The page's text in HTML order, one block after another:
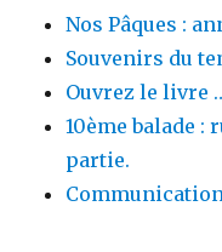
Nos Pâques :
Souvenirs du
Ouvrez le livre
10ème balade :
partie.